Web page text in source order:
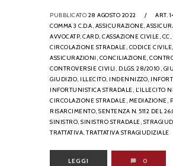
PUBBLICATO 28 AGOSTO 2022 / ART.
COMMA 3 C.D.A, ASSICURAZIONE,
AVVOCATP, CARD, CASSAZIONE CIVILE, CC,
CIRCOLAZIONE STRADALE, CODICE CIVILE,
ASSICURAZIONI, CONCILIAZIONE,
CONTROVERSIE CIVILI, D.LGS. 28/2010,
GIUDIZIO, ILLECITO, INDENNIZZO,
INFORTUNISTICA STRADALE, L'ILLECITO
CIRCOLAZIONE STRADALE, MEDIAZIONE,
RISARCIMENTO, SENTENZA N. 5112 DEL
SINISTRO, SINISTRO STRADALE,
TRATTATIVA, TRATTATIVA STRAGIUDIZIALE
LEGGI 0